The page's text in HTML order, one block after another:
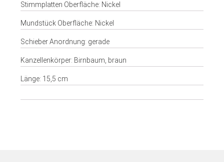
Stimmplatten Oberfläche: Nickel
Mundstück Oberfläche: Nickel
Schieber Anordnung: gerade
Kanzellenkörper: Birnbaum, braun
Länge: 15,5 cm